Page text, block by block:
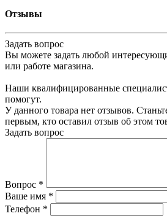
Отзывы
Задать вопрос
Вы можете задать любой
или работе магазина.
Наши квалифицированные
помогут.
У данного товара нет отзывов.
первым, кто оставил отзыв об этом
Задать вопрос
Вопрос *
Ваше имя *
Телефон *